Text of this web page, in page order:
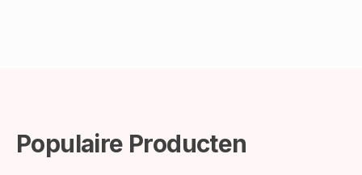
Populaire Producten